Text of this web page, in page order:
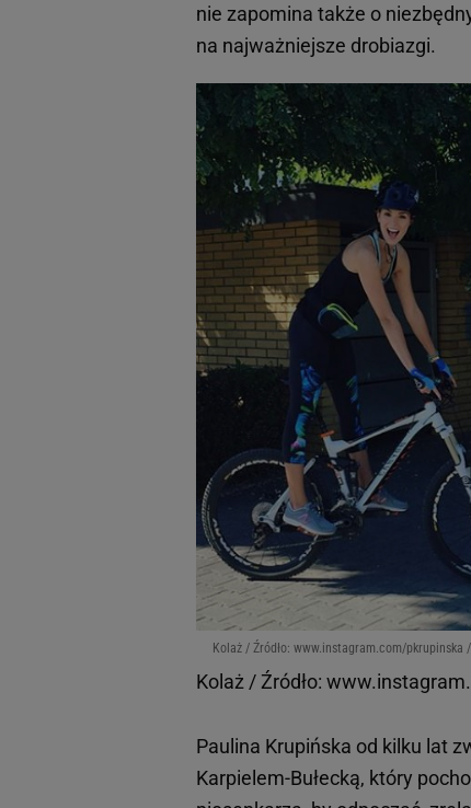
nie zapomina także o
na najważniejsze drobiazgi.
Kolaż / Źródło: www.instagram.com/pkrupinska
Kolaż / Źródło:
Paulina Krupińska od kilku lat
Karpielem-Bułecką, który